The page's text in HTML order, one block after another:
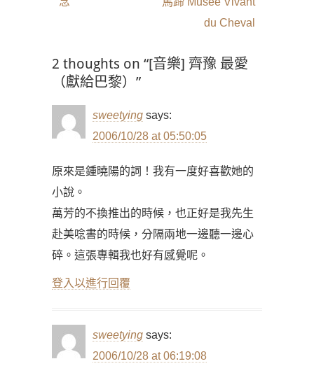
du Cheval
2 thoughts on “[音樂] 齊豫 最愛
（獻給巴黎）”
sweetying says:
2006/10/28 at 05:50:05
原來是鍾曉陽的詞！我有一度好喜歡她的
小說。
萬芳的不換推出的時候，也正好是我先生
赴美唸書的時候，分隔兩地一邊聽一邊心
碎。這張專輯我也好有感覺呢。
登入以進行回覆
sweetying says:
2006/10/28 at 06:19:08